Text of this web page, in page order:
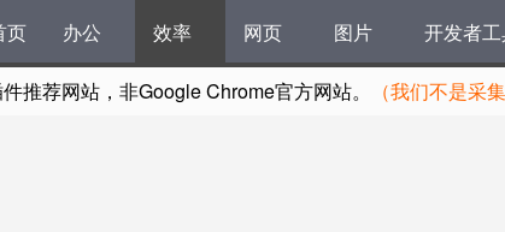
页 办公 效率 网页 图片 开发者
推荐网站，非Google Chrome官方网站。 （我们不是采